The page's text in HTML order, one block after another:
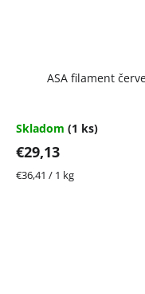
ASA filament
Skladom (1 ks)
€29,13
Jednotková
€36,41 / 1 kg